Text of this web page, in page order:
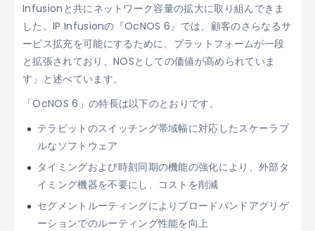
Infusionと共にネットワーク容量の拡大に取り組んできま
した。IP Infusionの『OcNOS 6』では、顧客のさらなるサ
ービス拡充を可能にするために、プラットフォームが一段
と拡張されており、NOSとしての価値が高められていま
す」と述べています。
「OcNOS 6」の特長は以下のとおりです。
テラビットのスイッチング帯域幅に対応したスケーラブ
ルなソフトウェア
タイミングおよび時刻同期の機能の強化により、外部タ
イミング機器を不要にし、コストを削減
セグメントルーティングによりブロードバンドアグリゲ
ーションでのルーティング性能を向上